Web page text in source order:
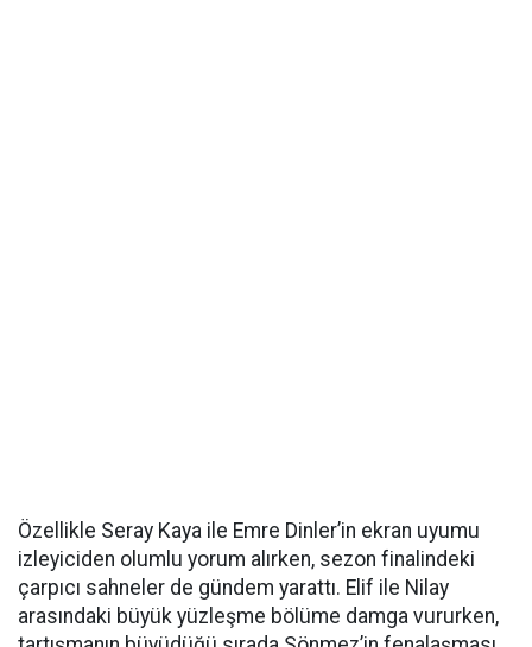
Özellikle Seray Kaya ile Emre Dinler’in ekran uyumu
izleyiciden olumlu yorum alırken, sezon finalindeki
çarpıcı sahneler de gündem yarattı. Elif ile Nilay
arasındaki büyük yüzleşme bölüme damga vururken,